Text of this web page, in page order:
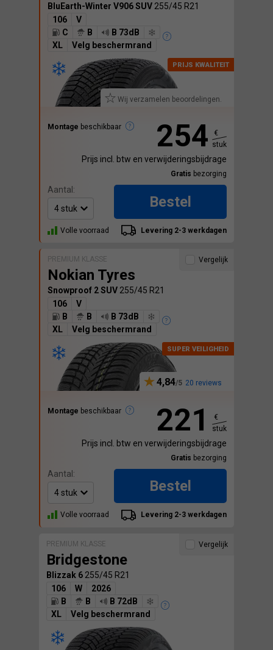
BluEarth-Winter V906 SUV 255/45 R21
106
V
C
B
B 73dB
XL
Velg beschermrand
Wij verzamelen beoordelingen.
Montage beschikbaar 254
€
stuk
Prijs incl. btw en verwijderingsbijdrage
Gratis bezorging
Aantal:
Bestel
Volle voorraad Levering 2-3 werkdagen
PREMIUM KLASSE
Nokian Tyres
Snowproof 2 SUV 255/45 R21
106
V
B
B
B 73dB
XL
Velg beschermrand
4,84 20 reviews
Montage beschikbaar
Vergelijk
221
€
stuk
Prijs incl. btw en verwijderingsbijdrage
Gratis bezorging
Aantal:
Bestel
Volle voorraad Levering 2-3 werkdagen
PREMIUM KLASSE
Bridgestone
Blizzak 6 255/45 R21
106
W
2026
B
B
B 72dB
XL
Velg beschermrand
Vergelijk